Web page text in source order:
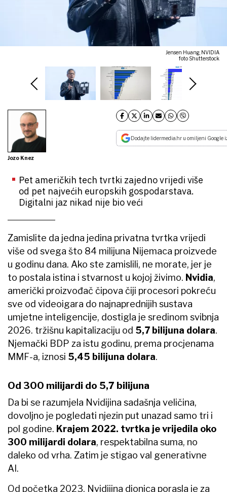
Jensen Huang, NVIDIA
foto Shutterstock
Jozo Knez
Dodajte lidermedia.hr u omiljeni Google
Pet američkih tech tvrtki zajedno vrijedi više
od pet najvećih europskih gospodarstava.
Digitalni jaz nikad nije bio veći
Zamislite da jedna jedina privatna tvrtka vrijedi
više od svega što 84 milijuna Nijemaca proizvede
u godinu dana. Ako ste zamislili, ne morate, jer je
to postala istina i stvarnost u kojoj živimo. Nvidia,
američki proizvođač čipova čiji procesori pokreću
sve od videoigara do najnaprednijih sustava
umjetne inteligencije, dostigla je sredinom svibnja
2026. tržišnu kapitalizaciju od 5,7 bilijuna dolara.
Njemački BDP za istu godinu, prema procjenama
MMF-a, iznosi 5,45 bilijuna dolara.
Od 300 milijardi do 5,7 bilijuna
Da bi se razumjela Nvidijina sadašnja veličina,
dovoljno je pogledati njezin put unazad samo tri i
pol godine. Krajem 2022. tvrtka je vrijedila oko
300 milijardi dolara, respektabilna suma, no
daleko od vrha. Zatim je stigao val generativne
AI.
Od početka 2023. Nvidijina dionica porasla je za